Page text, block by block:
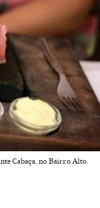
Cabaça, no Bairro Alto.